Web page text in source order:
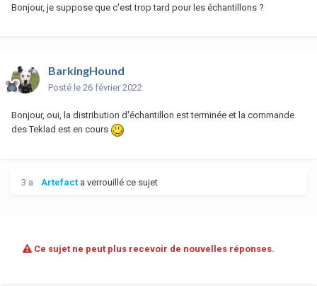
Bonjour, je suppose que c'est trop tard pour les échantillons ?
BarkingHound
Posté le 26 février 2022
Bonjour, oui, la distribution d'échantillon est terminée et la commande
des Teklad est en cours
3 a Artefact a verrouillé ce sujet
Ce sujet ne peut plus recevoir de nouvelles réponses.